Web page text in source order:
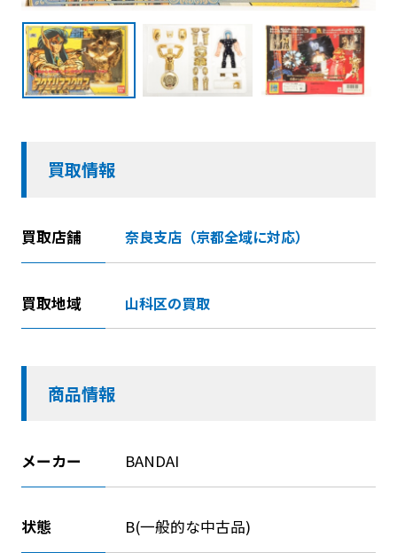
買取情報
買取店舗 奈良支店（京都全域に対応）
買取地域 山科区の買取
商品情報
メーカー BANDAI
状態 B(一般的な中古品)